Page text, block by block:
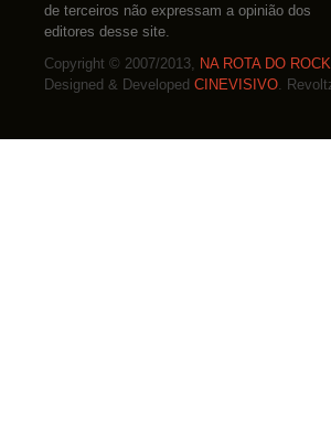
de terceiros não expressam a opinião dos
editores desse site.
Copyright © 2007/2013, NA ROTA DO ROCK
Designed & Developed CINEVISIVO.